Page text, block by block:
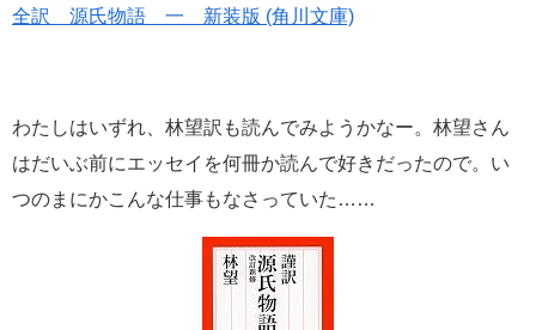
全訳 源氏物語 一 新装版 (角川文庫)
わたしはいずれ、林望訳も読んでみようかなー。林望さん
はだいぶ前にエッセイを何冊か読んで好きだったので。い
つのまにかこんな仕事もなさっていた……